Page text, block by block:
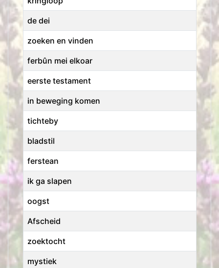
de dei
zoeken en vinden
ferbûn mei elkoar
eerste testament
in beweging komen
tichteby
bladstil
ferstean
ik ga slapen
oogst
Afscheid
zoektocht
mystiek